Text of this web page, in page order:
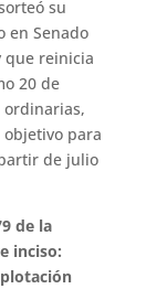
su
en Senado
que reinicia
20 de
ordinarias,
para
de julio
de la
inciso: